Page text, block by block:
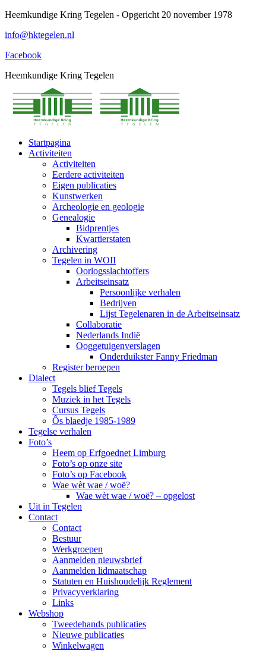
Spring
content
Heemkundige Kring Tegelen - Opgericht 20 november 1978
info@hktegelen.nl
Facebook
Heemkundige Kring Tegelen
Startpagina
Activiteiten
Activiteiten
Eerdere activiteiten
Eigen publicaties
Kunstwerken
Archeologie en geologie
Genealogie
Bidprentjes
Kwartierstaten
Archivering
Tegelen in WOII
Oorlogsslachtoffers
Arbeitseinsatz
Persoonlijke verhalen
Bedrijven
Lijst Tegelenaren in de Arbeitseinsatz
Collaboratie
Nederlands Indië
Ooggetuigenverslagen
Onderduikster Fanny Friedman
Register beroepen
Dialect
Tegels blief Tegels
Muziek in het Tegels
Cursus Tegels
Ôs blaedje 1985-1989
Tegelse verhalen
Foto’s
Heem op Erfgoednet Limburg
Foto’s op onze site
Foto’s op Facebook
Wae wèt wae / woë?
Wae wèt wae / woë? – opgelost
Uit in Tegelen
Contact
Contact
Bestuur
Werkgroepen
Aanmelden nieuwsbrief
Aanmelden lidmaatschap
Statuten en Huishoudelijk Reglement
Privacyverklaring
Links
Webshop
Tweedehands publicaties
Nieuwe publicaties
Winkelwagen